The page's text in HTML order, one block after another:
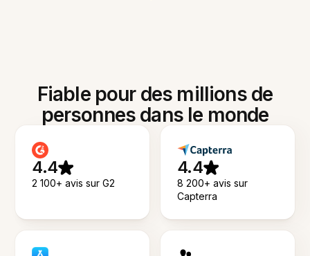
Fiable pour des millions de
personnes dans le monde
4.4
2 100+ avis sur G2
4.4
8 200+ avis sur
Capterra